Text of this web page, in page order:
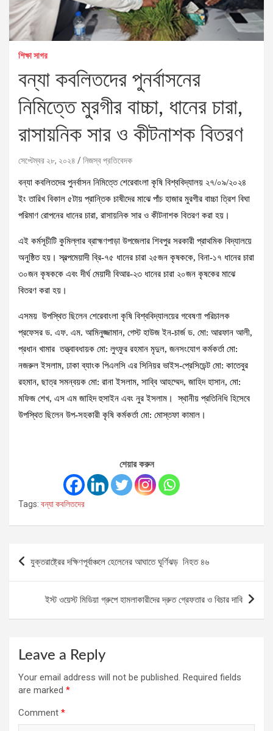
শিক্ষা সাগর
বন্যা কবলিতদের পুনর্বাসনের
নিমিত্তে মুরগীর বাচ্চা, ধানের চারা,
রাসায়নিক সার ও কীটনাশক বিতরণ
সেপ্টেম্বর ২৮, ২০২৪ নিজস্ব প্রতিবেদক
বন্যা কবলিতদের পুনর্বাসন নিমিত্তে শেরেবাংলা কৃষি বিশ্ববিদ্যালয় ২৭/০৯/২০২৪
ইং তারিখ বিকাল ৫টায় প্রান্তিক চাষীদের মাঝে পাঁচ হাজার মুরগীর বাচ্চা ত্রিশ বিঘা
পরিমাণ রোপনের ধানের চারা, রাসায়নিক সার ও কীটনাশক বিতরণ করা হয়।
এই কর্মসূচীটি কুমিল্লার ব্রাহ্মণপাড়া উপজেলার শিবপুর সরকারী প্রাথমিক বিদ্যালয়ে
অনুষ্ঠিত হয়। স্বল্পমেয়াদী ব্রি-৭৫ ধানের চারা ২৫জন কৃষককে, বিনা-১৭ ধানের চারা
৩০জন কৃষককে এবং দীর্ঘ মেয়াদী বিআর-২৩ ধানের চারা ২০জন কৃষকের মাঝে
বিতরণ করা হয়।
এসময় উপস্থিত ছিলেন শেরেবাংলা কৃষি বিশ্ববিদ্যালয়ের গবেষণা পরিচালক
প্রফেসর ড. এফ. এম. আমিনুজ্জামান, গেস্ট হাউজ ইন-চার্জ ড. মো: আরফান আলী,
প্রধান খামার তত্ত্বাবধায়ক মো: লুৎফুর রহমান মৃদুল, জনসংযোগ কর্মকর্তা মো:
নজরুল ইসলাম, ঢাকা ব্যাংক পিএলসি এর সিনিয়র ভাইস-প্রেসিডেন্ট মো: কাতেবুর
রহমান, ছাত্র সমন্বয়ক মো: রানা ইসলাম, সাব্বি আহম্মেদ, জাহিদ হাসান, মো:
মফিজ শেখ, এস এম জাহিদ হুসাইন এবং নুর ইসলাম। স্থানীয় প্রতিনিধি হিসেবে
উপস্থিত ছিলেন উপ-সহকারী কৃষি কর্মকর্তা মো: মোস্তফা কামাল।
শেয়ার করুন
Tags: বন্যা কবলিতদের
navigation
যুক্তরাষ্ট্রের দক্ষিণপূর্বাঞ্চলে হেলেনের আঘাতে ঘূর্ণিঝড় নিহত ৪৬
ইস্ট ওয়েস্ট মিডিয়া গ্রুপে হামলাকারীদের দ্রুত গ্রেফতার ও বিচার দাবি
Leave a Reply
Your email address will not be published. Required fields
are marked *
Comment *